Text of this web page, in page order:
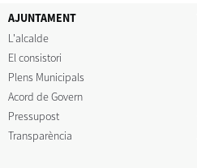
AJUNTAMENT
L'alcalde
El consistori
Plens Municipals
Acord de Govern
Pressupost
Transparència